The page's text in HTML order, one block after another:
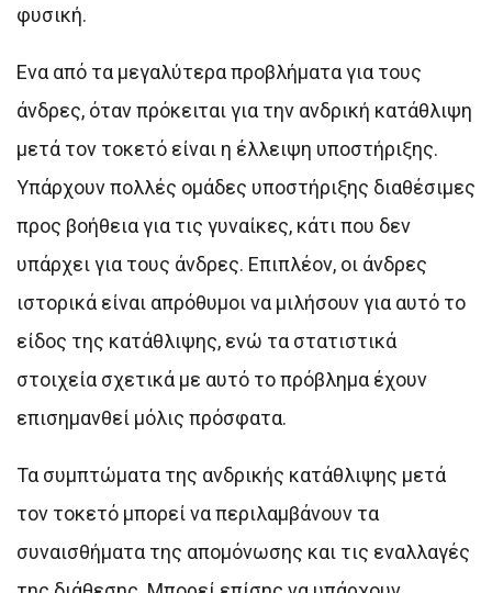
φυσική.
Ενα από τα μεγαλύτερα προβλήματα για τους
άνδρες, όταν πρόκειται για την ανδρική κατάθλιψη
μετά τον τοκετό είναι η έλλειψη υποστήριξης.
Υπάρχουν πολλές ομάδες υποστήριξης διαθέσιμες
προς βοήθεια για τις γυναίκες, κάτι που δεν
υπάρχει για τους άνδρες. Επιπλέον, οι άνδρες
ιστορικά είναι απρόθυμοι να μιλήσουν για αυτό το
είδος της κατάθλιψης, ενώ τα στατιστικά
στοιχεία σχετικά με αυτό το πρόβλημα έχουν
επισημανθεί μόλις πρόσφατα.
Τα συμπτώματα της ανδρικής κατάθλιψης μετά
τον τοκετό μπορεί να περιλαμβάνουν τα
συναισθήματα της απομόνωσης και τις εναλλαγές